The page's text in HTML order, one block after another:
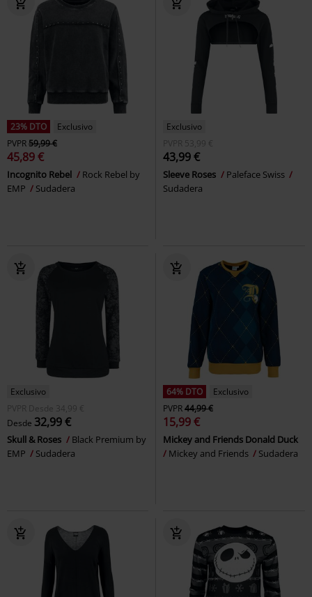
23% DTO
Exclusivo
PVPR59,99 €
45,89 €
Incognito Rebel
Rock Rebel by
EMP
Sudadera
Exclusivo
PVPR
53,99 €
43,99 €
Sleeve Roses
Paleface Swiss
Sudadera
Exclusivo
PVPR
Desde 34,99 €
Desde 32,99 €
Skull & Roses
Black Premium by
EMP
Sudadera
64% DTO
Exclusivo
PVPR44,99 €
15,99 €
Mickey and Friends Donald Duck
Mickey and Friends
Sudadera